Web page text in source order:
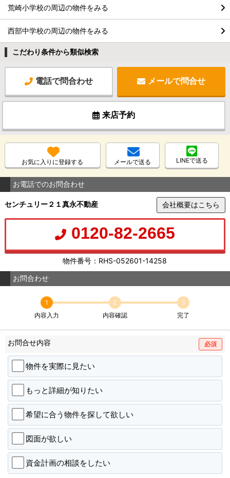
荒崎小学校の周辺の物件をみる
西部中学校の周辺の物件をみる
こだわり条件から類似検索
電話で問合わせ メールで問合せ
来店予約
お気に入りに登録する メールで送る LINEで送る
お電話でのお問合わせ
センチュリー２１真永不動産 会社概要はこちら
0120-82-2665
物件番号：RHS-052601-14258
お問合わせ
1
内容入力
2
内容確認
3
完了
お問合せ内容 必須
物件を実際に見たい
もっと詳細が知りたい
希望に合う物件を探して欲しい
図面が欲しい
資金計画の相談をしたい